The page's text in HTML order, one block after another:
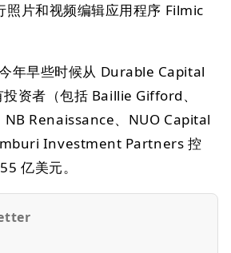
照片和视频编辑应用程序 Filmic
年早些时候从 Durable Capital
资者（包括 Baillie Gifford、
Renaissance、NUO Capital
Investment Partners 控
亿美元。